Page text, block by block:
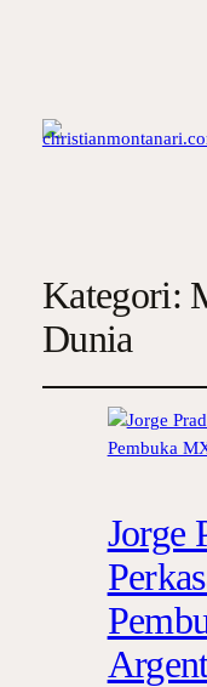
Kategori:
Dunia
Jorge